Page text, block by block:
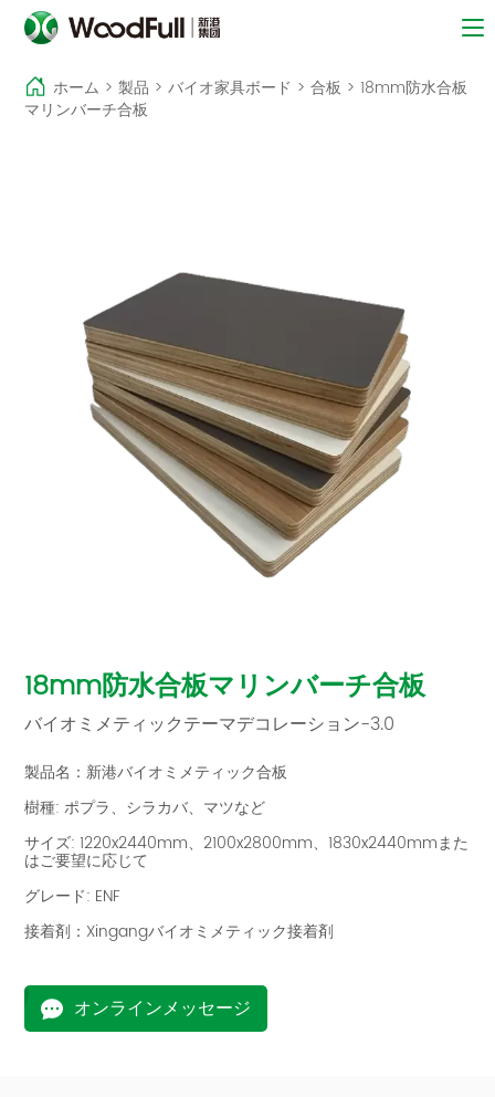
ホーム > 製品 > バイオ家具ボード > 合板> 18mm防水合板
マリンバーチ合板
18mm防水合板マリンバーチ合板
バイオミメティックテーマデコレーション-3.0
製品名：新港バイオミメティック合板
樹種: ポプラ、シラカバ、マツなど
サイズ: 1220x2440mm、2100x2800mm、1830x2440mmまた
はご要望に応じて
グレード: ENF
接着剤：Xingangバイオミメティック接着剤
オンラインメッセージ